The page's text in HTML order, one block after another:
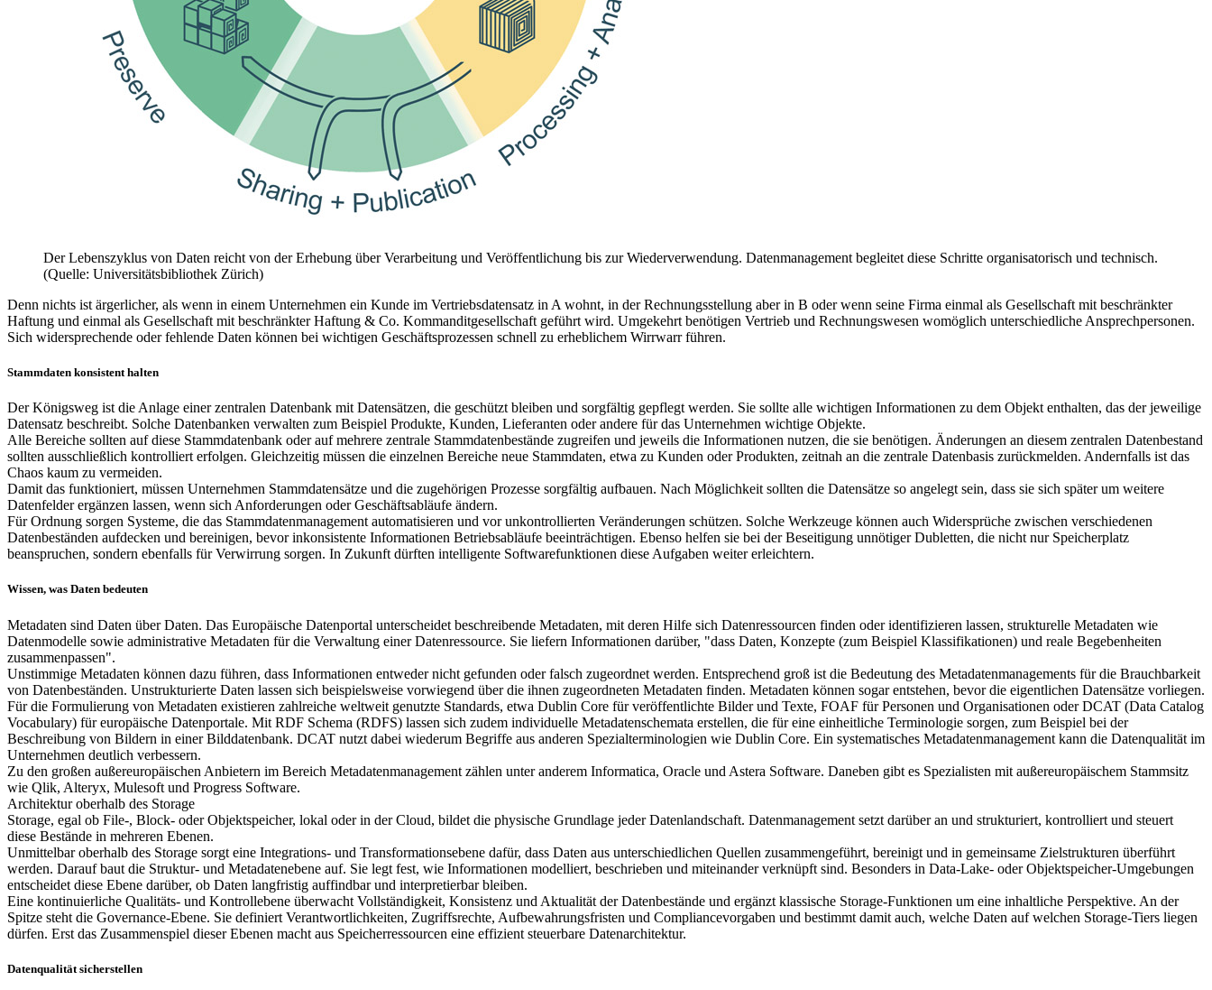
Der Lebenszyklus von Daten reicht von der Erhebung über Verarbeitung und Veröffentlichung bis zur Wiederverwendung. Datenmanagement begleitet diese Schritte organisatorisch und technisch.
(Quelle: Universitätsbibliothek Zürich)
Denn nichts ist ärgerlicher, als wenn in einem Unternehmen ein Kunde im Vertriebsdatensatz in A wohnt, in der Rechnungsstellung aber in B oder wenn seine Firma einmal als Gesellschaft mit beschränkter
Haftung und einmal als Gesellschaft mit beschränkter Haftung & Co. Kommanditgesellschaft geführt wird. Umgekehrt benötigen Vertrieb und Rechnungswesen womöglich unterschiedliche Ansprechpersonen.
Sich widersprechende oder fehlende Daten können bei wichtigen Geschäftsprozessen schnell zu erheblichem Wirrwarr führen.
Stammdaten konsistent halten
Der Königsweg ist die Anlage einer zentralen Datenbank mit Datensätzen, die geschützt bleiben und sorgfältig gepflegt werden. Sie sollte alle wichtigen Informationen zu dem Objekt enthalten, das der jeweilige
Datensatz beschreibt. Solche Datenbanken verwalten zum Beispiel Produkte, Kunden, Lieferanten oder andere für das Unternehmen wichtige Objekte.
Alle Bereiche sollten auf diese Stammdatenbank oder auf mehrere zentrale Stammdatenbestände zugreifen und jeweils die Informationen nutzen, die sie benötigen. Änderungen an diesem zentralen Datenbestand
sollten ausschließlich kontrolliert erfolgen. Gleichzeitig müssen die einzelnen Bereiche neue Stammdaten, etwa zu Kunden oder Produkten, zeitnah an die zentrale Datenbasis zurückmelden. Andernfalls ist das
Chaos kaum zu vermeiden.
Damit das funktioniert, müssen Unternehmen Stammdatensätze und die zugehörigen Prozesse sorgfältig aufbauen. Nach Möglichkeit sollten die Datensätze so angelegt sein, dass sie sich später um weitere
Datenfelder ergänzen lassen, wenn sich Anforderungen oder Geschäftsabläufe ändern.
Für Ordnung sorgen Systeme, die das Stammdatenmanagement automatisieren und vor unkontrollierten Veränderungen schützen. Solche Werkzeuge können auch Widersprüche zwischen verschiedenen
Datenbeständen aufdecken und bereinigen, bevor inkonsistente Informationen Betriebsabläufe beeinträchtigen. Ebenso helfen sie bei der Beseitigung unnötiger Dubletten, die nicht nur Speicherplatz
beanspruchen, sondern ebenfalls für Verwirrung sorgen. In Zukunft dürften intelligente Softwarefunktionen diese Aufgaben weiter erleichtern.
Wissen, was Daten bedeuten
Metadaten sind Daten über Daten. Das Europäische Datenportal unterscheidet beschreibende Metadaten, mit deren Hilfe sich Datenressourcen finden oder identifizieren lassen, strukturelle Metadaten wie
Datenmodelle sowie administrative Metadaten für die Verwaltung einer Datenressource. Sie liefern Informationen darüber, "dass Daten, Konzepte (zum Beispiel Klassifikationen) und reale Begebenheiten
zusammenpassen".
Unstimmige Metadaten können dazu führen, dass Informationen entweder nicht gefunden oder falsch zugeordnet werden. Entsprechend groß ist die Bedeutung des Metadatenmanagements für die Brauchbarkeit
von Datenbeständen. Unstrukturierte Daten lassen sich beispielsweise vorwiegend über die ihnen zugeordneten Metadaten finden. Metadaten können sogar entstehen, bevor die eigentlichen Datensätze vorliegen.
Für die Formulierung von Metadaten existieren zahlreiche weltweit genutzte Standards, etwa Dublin Core für veröffentlichte Bilder und Texte, FOAF für Personen und Organisationen oder DCAT (Data Catalog
Vocabulary) für europäische Datenportale. Mit RDF Schema (RDFS) lassen sich zudem individuelle Metadatenschemata erstellen, die für eine einheitliche Terminologie sorgen, zum Beispiel bei der
Beschreibung von Bildern in einer Bilddatenbank. DCAT nutzt dabei wiederum Begriffe aus anderen Spezialterminologien wie Dublin Core. Ein systematisches Metadatenmanagement kann die Datenqualität im
Unternehmen deutlich verbessern.
Zu den großen außereuropäischen Anbietern im Bereich Metadatenmanagement zählen unter anderem Informatica, Oracle und Astera Software. Daneben gibt es Spezialisten mit außereuropäischem Stammsitz
wie Qlik, Alteryx, Mulesoft und Progress Software.
Architektur oberhalb des Storage
Storage, egal ob File-, Block- oder Objektspeicher, lokal oder in der Cloud, bildet die physische Grundlage jeder Datenlandschaft. Datenmanagement setzt darüber an und strukturiert, kontrolliert und steuert
diese Bestände in mehreren Ebenen.
Unmittelbar oberhalb des Storage sorgt eine Integrations- und Transformationsebene dafür, dass Daten aus unterschiedlichen Quellen zusammengeführt, bereinigt und in gemeinsame Zielstrukturen überführt
werden. Darauf baut die Struktur- und Metadatenebene auf. Sie legt fest, wie Informationen modelliert, beschrieben und miteinander verknüpft sind. Besonders in Data-Lake- oder Objektspeicher-Umgebungen
entscheidet diese Ebene darüber, ob Daten langfristig auffindbar und interpretierbar bleiben.
Eine kontinuierliche Qualitäts- und Kontrollebene überwacht Vollständigkeit, Konsistenz und Aktualität der Datenbestände und ergänzt klassische Storage-Funktionen um eine inhaltliche Perspektive. An der
Spitze steht die Governance-Ebene. Sie definiert Verantwortlichkeiten, Zugriffsrechte, Aufbewahrungsfristen und Compliancevorgaben und bestimmt damit auch, welche Daten auf welchen Storage-Tiers liegen
dürfen. Erst das Zusammenspiel dieser Ebenen macht aus Speicherressourcen eine effizient steuerbare Datenarchitektur.
Datenqualität sicherstellen